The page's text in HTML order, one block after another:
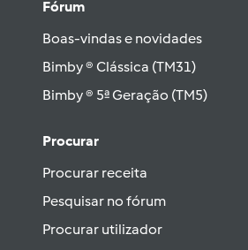
Fórum
Boas-vindas e novidades
Bimby ® Clássica (TM31)
Bimby ® 5ª Geração (TM5)
Procurar
Procurar receita
Pesquisar no fórum
Procurar utilizador